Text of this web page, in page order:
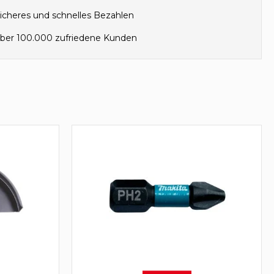
und schnelles Bezahlen
100.000 zufriedene Kunden